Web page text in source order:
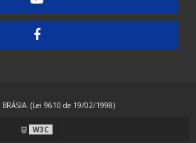
(Lei 9610 de 19/02/1998)
W3C